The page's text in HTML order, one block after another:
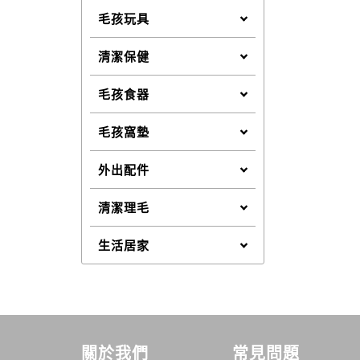
毛孩玩具
清潔保健
毛孩食器
毛孩窩墊
外出配件
清潔理毛
生活居家
關於我們 常見問題